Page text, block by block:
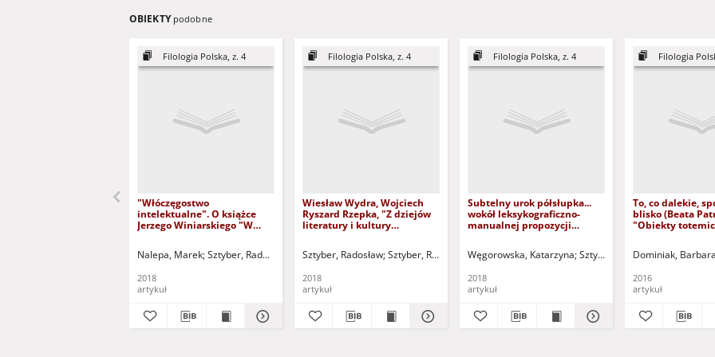
OBIEKTY podobne
Filologia Polska, z. 4
"Włóczęgostwo
intelektualne". O książce
Jerzego Winiarskiego "W
antropologiczne z wieków
Studia i szkice" - recenzja
Nalepa, Marek Sztyber, Radosław - red. nacz.
2018
artykuł
Filologia Polska, z. 4
Wiesław Wydra, Wojciech
Ryszard Rzepka, "Z dziejów
literatury i kultury
recenzja
Sztyber, Radosław Sztyber, Radosław - red. nacz.
2018
artykuł
Filologia Polska, z. 4
Subtelny urok półsłupka...
wokół leksykograficzno-
manualnej propozycji
szydełkowe w języku
rosyjskim i angielskim" -
recenzja
Węgorowska, Katarzyna Sztyber, Radosław - red. nacz.
2018
artykuł
Filologia
To, co dalekie,
blisko (Beata
"Obiekty
recenzja
Dominiak,
2016
artykuł